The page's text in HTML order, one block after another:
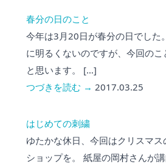
春分の日のこと
今年は3月20日が春分の日でした
に明るくないのですが、今回の
と思います。 […]
つづきを読む → 2017.03.25
はじめての刺繍
ゆたかな休日、今回はクリスマ
ショップを。 紙屋の岡村さんが